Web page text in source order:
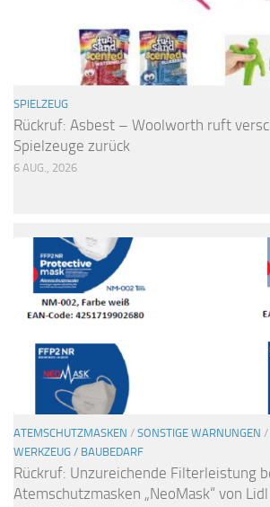
SPIELZEUG
Rückruf: Asbest – Woolworth ruft
Spielzeuge zurück
6 AUG., 2026
ATEMSCHUTZMASKEN / SONSTIGE WARNUNGEN /
WERKZEUG / BAUBEDARF
Rückruf: Unzureichende Filterleistung
Atemschutzmasken „NeoMask“ von Lidl